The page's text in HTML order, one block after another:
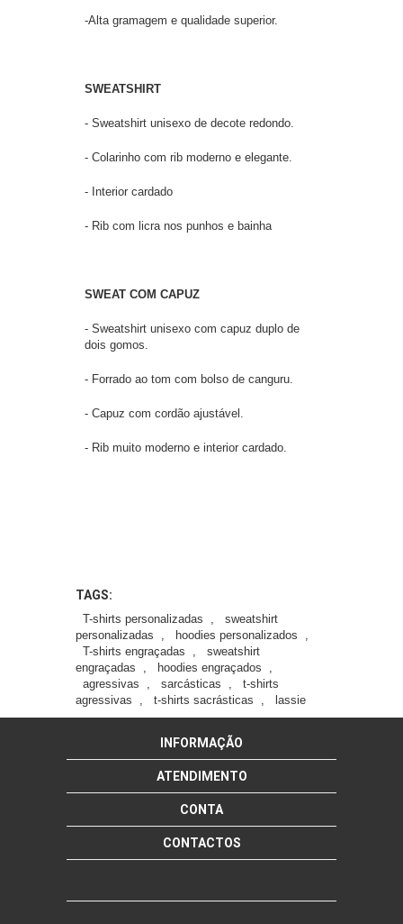
-Alta gramagem e qualidade superior.
SWEATSHIRT
- Sweatshirt unisexo de decote redondo.
- Colarinho com rib moderno e elegante.
- Interior cardado
- Rib com licra nos punhos e bainha
SWEAT COM CAPUZ
- Sweatshirt unisexo com capuz duplo de
dois gomos.
- Forrado ao tom com bolso de canguru.
- Capuz com cordão ajustável.
- Rib muito moderno e interior cardado.
TAGS:
T-shirts personalizadas
sweatshirt
personalizadas
hoodies personalizados
T-shirts engraçadas
sweatshirt
engraçadas
hoodies engraçados
agressivas
sarcásticas
t-shirts
agressivas
t-shirts sacrásticas lassie
INFORMAÇÃO
ATENDIMENTO
CONTA
CONTACTOS